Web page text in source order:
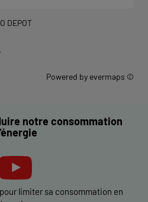
DEPOT
Powered by evermaps ©
notre consommation
pour limiter sa consommation en